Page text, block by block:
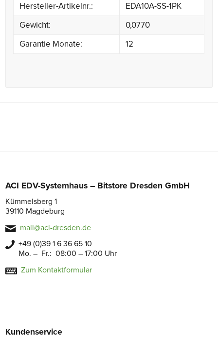
Hersteller-Artikelnr.:
EDA10A-SS-1PK
Gewicht:
0,0770
Garantie Monate:
12
ACI EDV-Systemhaus – Bitstore Dresden GmbH
Kümmelsberg 1
39110 Magdeburg
mail@aci-dresden.de
+49 (0)39 1 6 36 65 10
Mo. – Fr.: 08:00 – 17:00 Uhr
Zum Kontaktformular
Kundenservice